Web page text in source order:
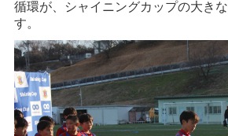
循環が、シャイニングカップの大き
す。